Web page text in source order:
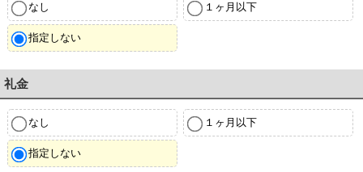
なし １ヶ月以下
指定しない
礼金
なし １ヶ月以下
指定しない